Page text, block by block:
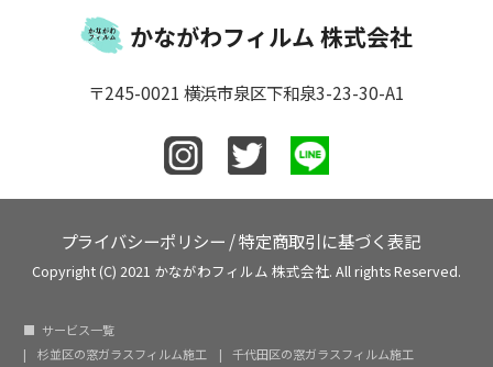
かながわフィルム 株式会社
〒245-0021 横浜市泉区下和泉3-23-30-A1
プライバシーポリシー /特定商取引に基づく表記
Copyright (C) 2021 かながわフィルム 株式会社. All rights Reserved.
サービス一覧
杉並区の窓ガラスフィルム施工
千代田区の窓ガラスフィルム施工